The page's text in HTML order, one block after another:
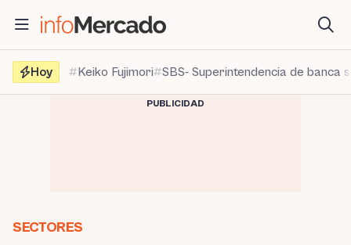
contenido
Hoy
Keiko Fujimori SBS- Superintendencia de banca
PUBLICIDAD
SECTORES